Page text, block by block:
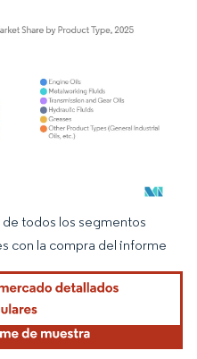
atribución según CC BY 4.0.
todos los segmentos
con la compra del informe